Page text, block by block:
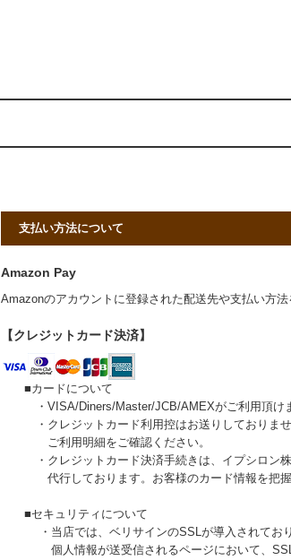
支払い方法について
Amazon Pay
Amazonのアカウントに登録された配送先や支払い方
【クレジットカード決済】
■カードについて
・VISA/Diners/Master/JCB/AMEXがご利用頂けま
・クレジットカード利用控はお送りしておりませ
ご利用明細をご確認ください。
・クレジットカード決済手続きは、イプシロン株
代行しております。お客様のカード情報を把握・
■セキュリティについて
・当店では、ベリサインのSSLが導入されており
個人情報が送受信されるページにおいて、SSL